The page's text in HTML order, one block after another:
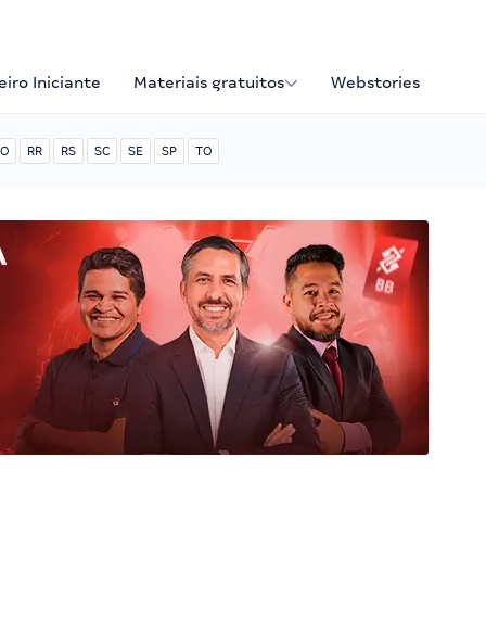
Iniciante Materiais gratuitos Webstories
RR RS SC SE SP TO